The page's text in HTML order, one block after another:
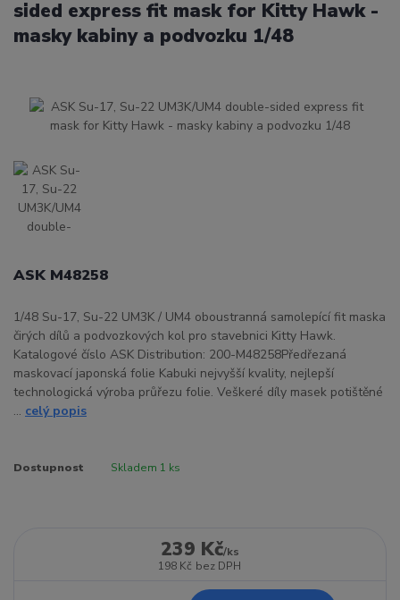
sided express fit mask for Kitty Hawk -
masky kabiny a podvozku 1/48
ASK M48258
1/48 Su-17, Su-22 UM3K / UM4 oboustranná samolepící fit maska
čirých dílů a podvozkových kol pro stavebnici Kitty Hawk.
Katalogové číslo ASK Distribution: 200-M48258Předřezaná
maskovací japonská folie Kabuki nejvyšší kvality, nejlepší
technologická výroba průřezu folie. Veškeré díly masek potištěné
... celý popis
Dostupnost Skladem 1 ks
239 Kč/ks
198 Kč bez DPH